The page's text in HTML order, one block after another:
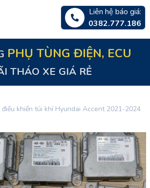
Liên hệ báo giá:
0382.777.186
PHỤ TÙNG ĐIỆN, ECU
THÁO XE GIÁ RẺ
khiển túi khí Hyundai Accent 2021-2024